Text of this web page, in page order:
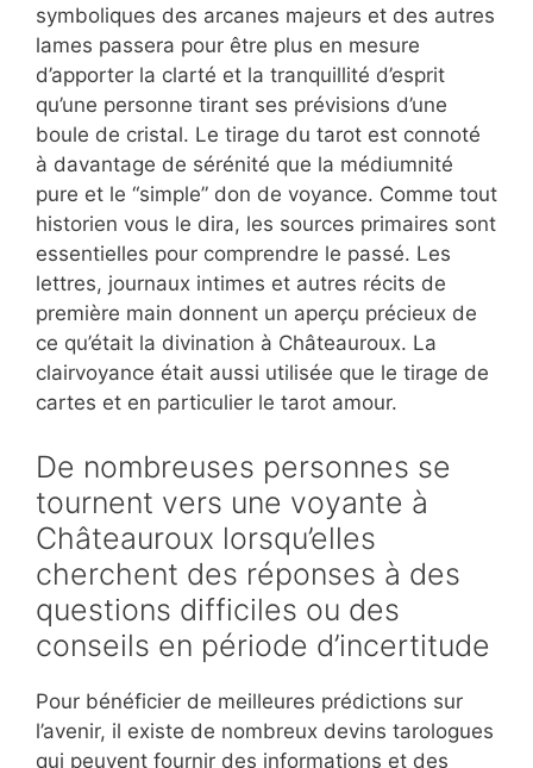
symboliques des arcanes majeurs et des autres
lames passera pour être plus en mesure
d’apporter la clarté et la tranquillité d’esprit
qu’une personne tirant ses prévisions d’une
boule de cristal. Le tirage du tarot est connoté
à davantage de sérénité que la médiumnité
pure et le “simple” don de voyance. Comme tout
historien vous le dira, les sources primaires sont
essentielles pour comprendre le passé. Les
lettres, journaux intimes et autres récits de
première main donnent un aperçu précieux de
ce qu’était la divination à Châteauroux. La
clairvoyance était aussi utilisée que le tirage de
cartes et en particulier le tarot amour.
De nombreuses personnes se
tournent vers une voyante à
Châteauroux lorsqu’elles
cherchent des réponses à des
questions difficiles ou des
conseils en période d’incertitude
Pour bénéficier de meilleures prédictions sur
l’avenir, il existe de nombreux devins tarologues
qui peuvent fournir des informations et des